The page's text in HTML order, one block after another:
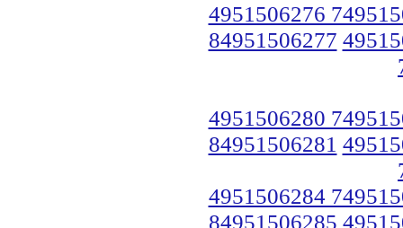
4951506276
84951506277
4951506280
84951506281
4951506284
84951506285